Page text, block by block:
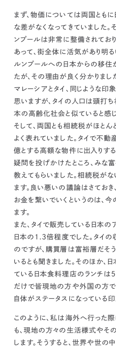
まず、物価については両国とも
な差がなくなってきていました。
ンプールは非常に整備されてお
あって、街全体に活気があり明
ルンプールへの日本からの移住
たが、その理由が良く分かりまし
マレーシアとタイ、同じような
思いますが、タイの人口は頭打ち
本の高齢化社会と似ていると感じ
そして、両国とも相続税がほと
よく表れていました。タイで不
億とする高額な物件に出入りす
疑問を投げかけたところ、みな
教えてもらいました。相続税が
ます。良い悪いの議論はさておき
お金を繋いでいくというのは、
ます。
また、タイで販売している日本
日本の1.3倍程度でした。タイ
のですが、購買層は富裕層だそう
いるとも聞きました。そのほか
ている日本食料理店のランチは
だけで皆現地の方や外国の方で
自体がステータスになっている
このように、私は海外へ行った際
も、現地の方々の生活様式やそ
します。そうすると、世界や世の